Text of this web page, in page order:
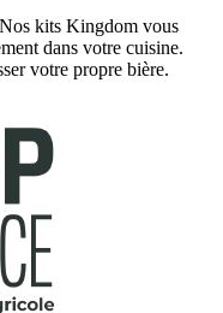
kits Kingdom vous
dans votre cuisine.
votre propre bière.